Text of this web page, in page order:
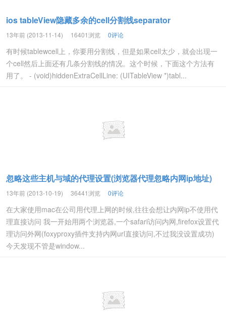
ios tableView隐藏多余的cell分割线separator
13年前 (2013-11-14) 16401浏览 0评论
有时候tablewcell上，你要用分割线，但是如果cell太少，就会出现一
个cell然后上面还有几条分割线的情况。这个时候，下面这个方法有
用了。 - (void)hiddenExtraCellLine: (UITableView *)tabl...
忽略这些主机与域的代理设置(浏览器代理忽略内网ip地址)
13年前 (2013-10-19) 36441浏览 0评论
在大家使用mac在公司用代理上网的时候,往往会想让内网ip不使用代
理直接访问 我一开始用两个浏览器,一个safari访问内网,firefox设置代
理访问外网(foxyproxy插件支持内网url直接访问,不过我没设置成功)
今天发现不管是window...